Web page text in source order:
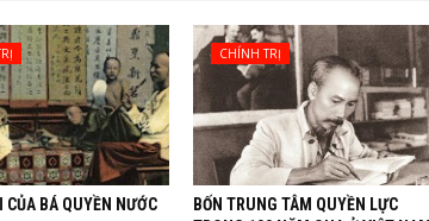
CỦA BÁ QUYỀN NƯỚC
CHÍNH TRỊ
BỐN TRUNG TÂM QUYỀN LỰC